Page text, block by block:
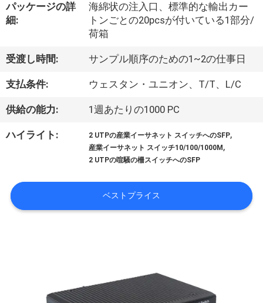
に
い
て
工
行
パッケージの詳
細:
海綿状の注入口、標準的な輸出カー
トンごとの20pcsが付いている1部分/
荷箱
受渡し時間: サンプル順序のための1~2の仕事日
支払条件: ウェスタン・ユニオン、T/T、L/C
供給の能力: 1週あたりの1000 PC
ハイライト: 2 UTPの産業イーサネット スイッチへのSFP,
産業イーサネット スイッチ10/100/1000M ,
2 UTPの喧騒の柵スイッチへのSFP
ベストプライス